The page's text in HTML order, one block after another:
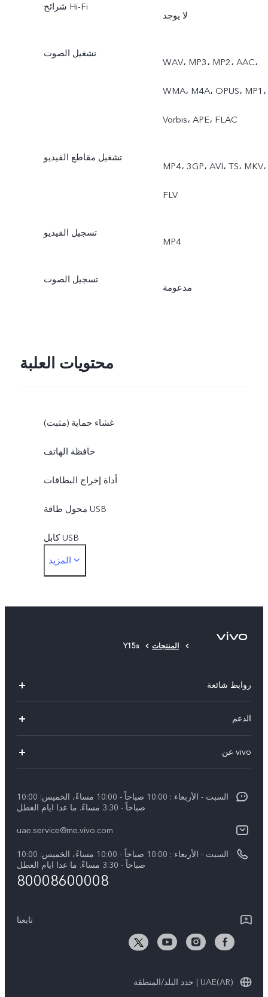
شرائح Hi-Fi
لا يوجد
تشغيل الصوت
WAV، MP3، MP2، AAC،
WMA، M4A، OPUS، MP1،
Vorbis، APE، FLAC
تشغيل مقاطع الفيديو
MP4، 3GP، AVI، TS، MKV،
FLV
تسجيل الفيديو
MP4
تسجيل الصوت
مدعومة
محتويات العلبة
غشاء حماية (مثبت)
حافظة الهاتف
أداة إخراج البطاقات
محول طاقة USB
كابل USB
كتيبات معلومات
المزيد
المنتجات Y15s
روابط شائعة
X300 (New)
X200 FE (New)
Y39 5G
Y04
الدعم
مركز الخدمة
Funtouch OS
بيان الخصوصية بشأن خدمة العملاء
تنزيل جداول LUT لاستعادة السجل
vivo عن
الأخبار
الإشعارات القانونية
نبذة عنا
الأخبار
السبت - الأربعاء : 10:00 صباحاً - 10:00 مساءً، الخميس: 10:00
صباحاً - 3:30 مساءً. ما عدا ايام العطل
uae.service@me.vivo.com
السبت - الأربعاء : 10:00 صباحاً - 10:00 مساءً، الخميس: 10:00
صباحاً - 3:30 مساءً. ما عدا ايام العطل
80008600008
تابعنا
UAE(AR) | حدد البلد/المنطقة